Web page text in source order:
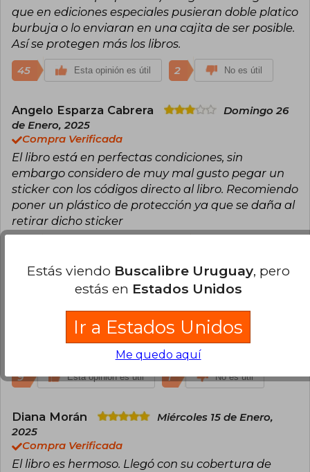
llevando su universo literario a un público aún
más amplio.
que en ediciones especiales pusieran doble platico
burbuja o lo enviaran en una cajita de ser posible.
Así se protegen más los libros.
45 Esta opinión es útil 2 No es útil
Angelo Esparza Cabrera
Domingo 26
de Enero, 2025
Compra Verificada
El libro está en perfectas condiciones, sin
embargo considero de muy mal gusto pegar un
sticker con los códigos directo al libro. Recomiendo
poner un plástico de protección ya que se daña al
retirar dicho sticker
Marisol Roa Reyes
Lunes 25 de
Es mi historia favorita! Pero está edición es
simplemente hermosa!
9 Esta opinión es útil 1 No es útil
Diana Morán
Miércoles 15 de Enero,
2025
Compra Verificada
El libro es hermoso. Llegó con su cobertura de
Estás viendo Buscalibre Uruguay, pero
estás en Estados Unidos
Ir a Estados Unidos
Me quedo aquí